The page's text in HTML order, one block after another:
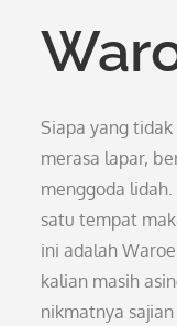
Siapa yang
merasa lapar,
menggoda lidah.
satu tempat
ini adalah
kalian masih
nikmatnya